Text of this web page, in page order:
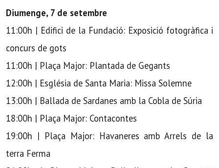
Diumenge, 7 de setembre
11:00h | Edifici de la Fundació: Exposició fotogràfica i
concurs de gots
11:00h | Plaça Major: Plantada de Gegants
12:00h | Església de Santa Maria: Missa Solemne
13:00h | Ballada de Sardanes amb la Cobla de Súria
18:00h | Plaça Major: Contacontes
19:00h | Plaça Major: Havaneres amb Arrels de la
terra Ferma